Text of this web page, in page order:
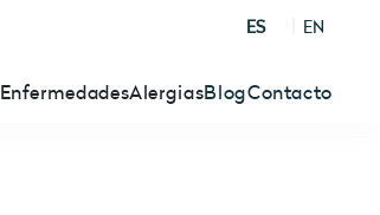
ES EN
EnfermedadesAlergiasBlogContacto